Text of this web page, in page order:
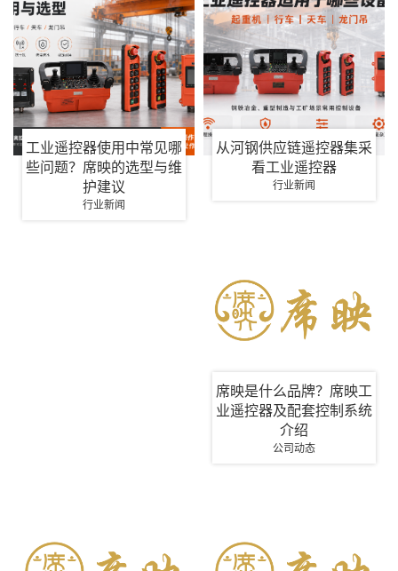
工业遥控器使用中常见哪
些问题？席映的选型与维
护建议
行业新闻
从河钢供应链遥控器集采
看工业遥控器
行业新闻
席映是什么品牌？席映工
业遥控器及配套控制系统
介绍
公司动态